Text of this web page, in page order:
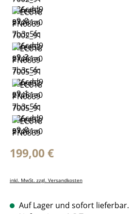
Regulärer Preis:
199,00 €
inkl. MwSt. zzgl. Versandkosten
Auf Lager und sofort lieferbar.